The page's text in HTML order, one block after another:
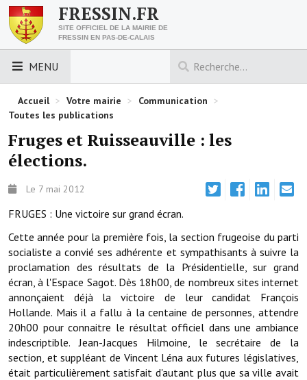
FRESSIN.FR
SITE OFFICIEL DE LA MAIRIE DE
FRESSIN EN PAS-DE-CALAIS
MENU
LES ESSENTIELS
Découvrez Fressin
Venir à Fressin
Urbanisme
Nous contacter
Horaires de la mairie
Les foulées fressinoises
ACCÈS RAPIDE
Démarches administratives
Projets et travaux en cours
Accueil > Votre mairie > Communication >
Toutes les publications
Fruges et Ruisseauville : les
élections.
Le 7 mai 2012
FRUGES : Une victoire sur grand écran.
Cette année pour la première fois, la section frugeoise du parti
socialiste a convié ses adhérente et sympathisants à suivre la
proclamation des résultats de la Présidentielle, sur grand
écran, à l'Espace Sagot. Dès 18h00, de nombreux sites internet
annonçaient déjà la victoire de leur candidat François
Hollande. Mais il a fallu à la centaine de personnes, attendre
20h00 pour connaitre le résultat officiel dans une ambiance
indescriptible. Jean-Jacques Hilmoine, le secrétaire de la
section, et suppléant de Vincent Léna aux futures législatives,
était particulièrement satisfait d'autant plus que sa ville avait